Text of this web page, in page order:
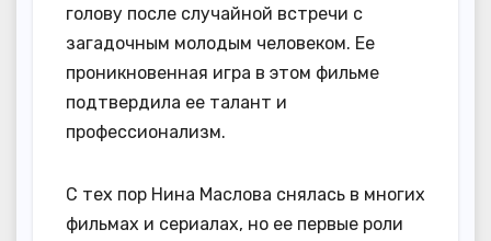
голову после случайной встречи с
загадочным молодым человеком. Ее
проникновенная игра в этом фильме
подтвердила ее талант и
профессионализм.
С тех пор Нина Маслова снялась в многих
фильмах и сериалах, но ее первые роли